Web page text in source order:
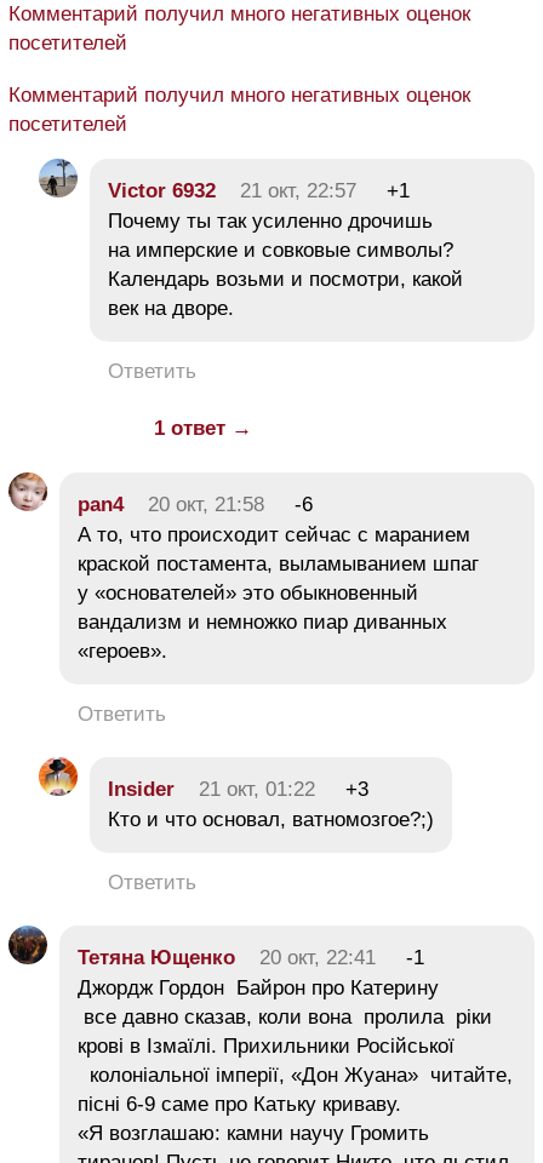
Комментарий получил много негативных оценок
посетителей
Комментарий получил много негативных оценок
посетителей
Victor 6932 21 окт, 22:57
+1
Почему ты так усиленно дрочишь
на имперские и совковые символы?
Календарь возьми и посмотри, какой
век на дворе.
Ответить
1 ответ →
pan4 20 окт, 21:58
-6
А то, что происходит сейчас с маранием
краской постамента, выламыванием шпаг
у «основателей» это обыкновенный
вандализм и немножко пиар диванных
«героев».
Ответить
Insider 21 окт, 01:22
+3
Кто и что основал, ватномозгое?;)
Ответить
Тетяна Ющенко 20 окт, 22:41
-1
Джордж Гордон Байрон про Катерину
все давно сказав, коли вона пролила ріки
крові в Ізмаїлі. Прихильники Російської
колоніальної імперії, «Дон Жуана» читайте,
пісні 6-9 саме про Катьку криваву.
«Я возглашаю: камни научу Громить